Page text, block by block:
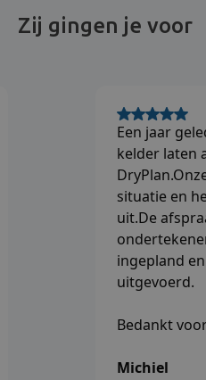
Zij gingen je voor
Een jaar
kelder laten
DryPlan.Onze
situatie en het
uit.De afspraak
ondertekenen
ingepland en
uitgevoerd.
Bedankt voor
Michiel